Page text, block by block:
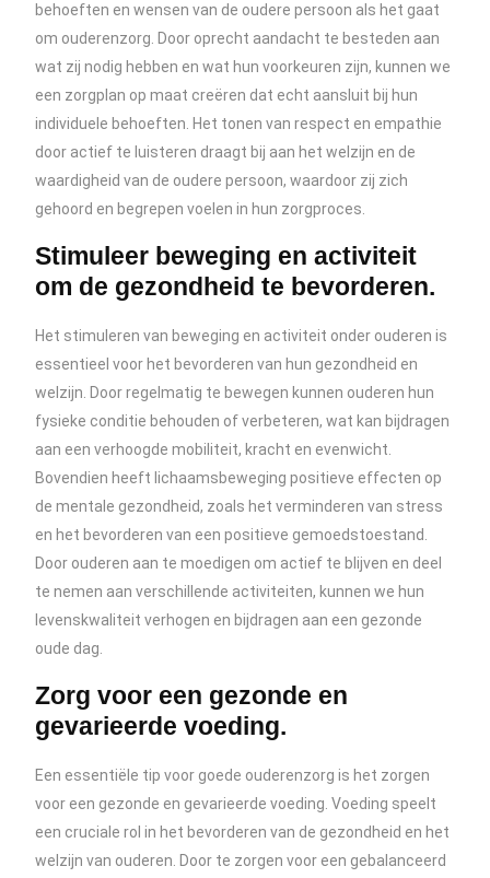
behoeften en wensen van de oudere persoon als het gaat
om ouderenzorg. Door oprecht aandacht te besteden aan
wat zij nodig hebben en wat hun voorkeuren zijn, kunnen we
een zorgplan op maat creëren dat echt aansluit bij hun
individuele behoeften. Het tonen van respect en empathie
door actief te luisteren draagt bij aan het welzijn en de
waardigheid van de oudere persoon, waardoor zij zich
gehoord en begrepen voelen in hun zorgproces.
Stimuleer beweging en activiteit
om de gezondheid te bevorderen.
Het stimuleren van beweging en activiteit onder ouderen is
essentieel voor het bevorderen van hun gezondheid en
welzijn. Door regelmatig te bewegen kunnen ouderen hun
fysieke conditie behouden of verbeteren, wat kan bijdragen
aan een verhoogde mobiliteit, kracht en evenwicht.
Bovendien heeft lichaamsbeweging positieve effecten op
de mentale gezondheid, zoals het verminderen van stress
en het bevorderen van een positieve gemoedstoestand.
Door ouderen aan te moedigen om actief te blijven en deel
te nemen aan verschillende activiteiten, kunnen we hun
levenskwaliteit verhogen en bijdragen aan een gezonde
oude dag.
Zorg voor een gezonde en
gevarieerde voeding.
Een essentiële tip voor goede ouderenzorg is het zorgen
voor een gezonde en gevarieerde voeding. Voeding speelt
een cruciale rol in het bevorderen van de gezondheid en het
welzijn van ouderen. Door te zorgen voor een gebalanceerd